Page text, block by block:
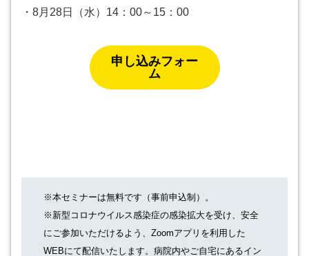
・8月28日（水）14：00～15：00
申し込みフォー
ム
※本セミナーは無料です（事前申込制）。
※新型コロナウイルス感染症の感染拡大を受け、安全
にご参加いただけるよう、Zoomアプリを利用した
WEBにて配信いたします。病院内やご自宅にあるイン